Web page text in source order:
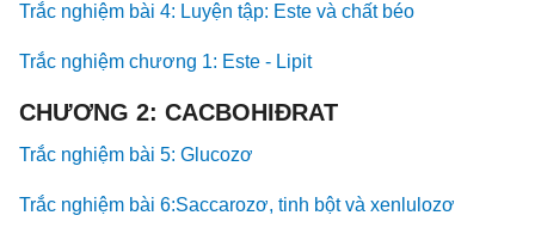
Trắc nghiệm bài 4: Luyện tập: Este và chất béo
Trắc nghiệm chương 1: Este - Lipit
CHƯƠNG 2: CACBOHIĐRAT
Trắc nghiệm bài 5: Glucozơ
Trắc nghiệm bài 6:Saccarozơ, tinh bột và xenlulozơ